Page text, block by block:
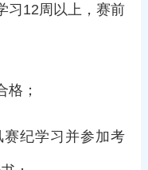
12周以上，赛前
；
纪学习并参加考